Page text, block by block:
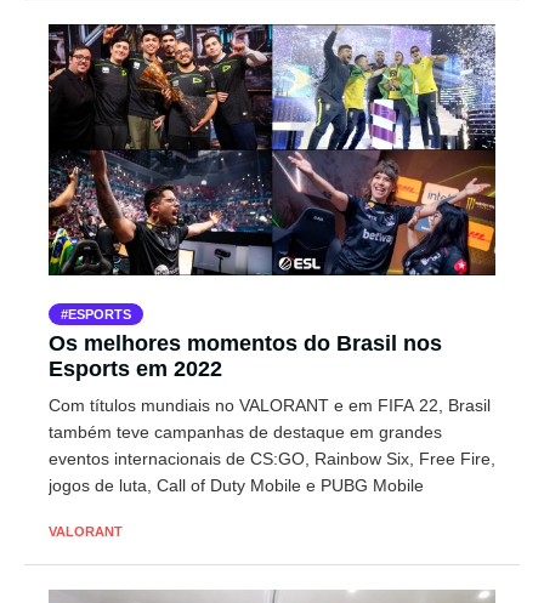
ESPORTS
Os melhores momentos do Brasil nos
Esports em 2022
Com títulos mundiais no VALORANT e em FIFA 22, Brasil
também teve campanhas de destaque em grandes
eventos internacionais de CS:GO, Rainbow Six, Free Fire,
jogos de luta, Call of Duty Mobile e PUBG Mobile
VALORANT